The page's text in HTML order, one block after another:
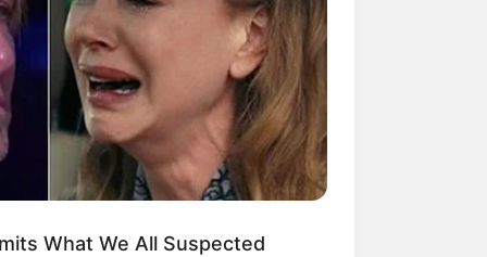
Agentes de Saúde e de
Combate às Endemias.
PEC 14: o que acontece com
quinquênio, triênio e sexta-
parte na aposentadoria?
DESTAQUES DO MÊS
Prefeitura realiza a maior
What We All Suspected